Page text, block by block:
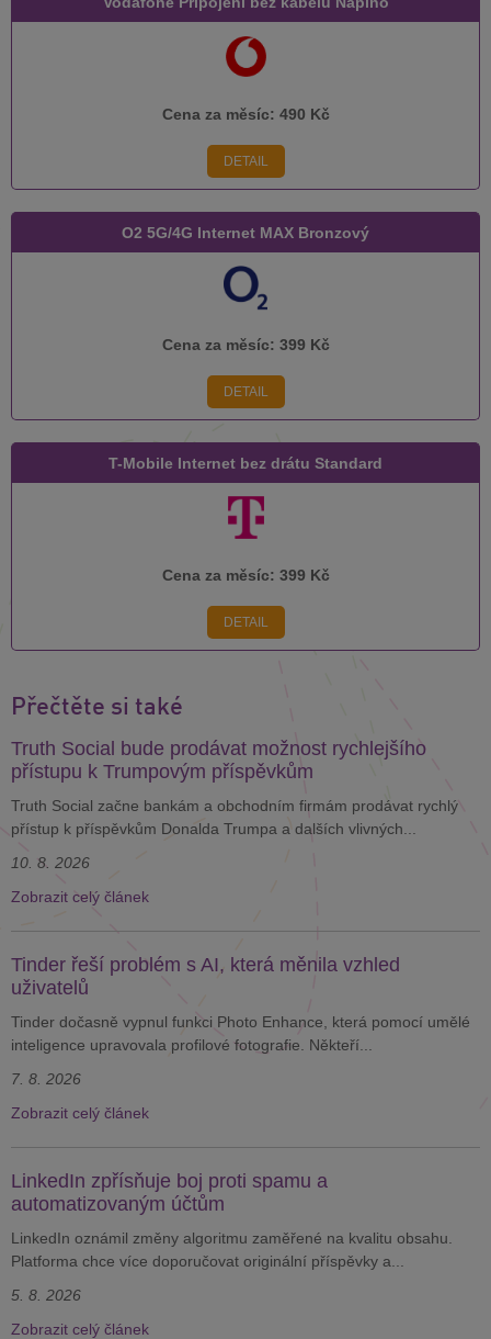
Cena za měsíc: 490 Kč
DETAIL
O2 5G/4G Internet MAX Bronzový
Cena za měsíc: 399 Kč
DETAIL
T-Mobile Internet bez drátu Standard
Cena za měsíc: 399 Kč
DETAIL
Přečtěte si také
Truth Social bude prodávat možnost rychlejšího
přístupu k Trumpovým příspěvkům
Truth Social začne bankám a obchodním firmám prodávat rychlý
přístup k příspěvkům Donalda Trumpa a dalších vlivných...
10. 8. 2026
Zobrazit celý článek
Tinder řeší problém s AI, která měnila vzhled
uživatelů
Tinder dočasně vypnul funkci Photo Enhance, která pomocí umělé
inteligence upravovala profilové fotografie. Někteří...
7. 8. 2026
Zobrazit celý článek
LinkedIn zpřísňuje boj proti spamu a
automatizovaným účtům
LinkedIn oznámil změny algoritmu zaměřené na kvalitu obsahu.
Platforma chce více doporučovat originální příspěvky a...
5. 8. 2026
Zobrazit celý článek